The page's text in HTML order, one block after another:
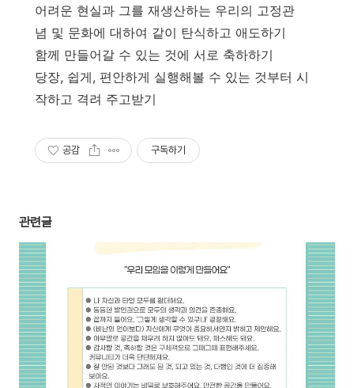
어려운 현실과 그를 재생산하는 우리의 고정관
념 및 문화에 대하여 같이 탄식하고 애도하기
함께 만들어갈 수 있는 것에 서로 축하하기
당장, 쉽게, 편안하게 실행해볼 수 있는 것부터 시
작하고 격려 주고받기
공감 구독하기
관련글